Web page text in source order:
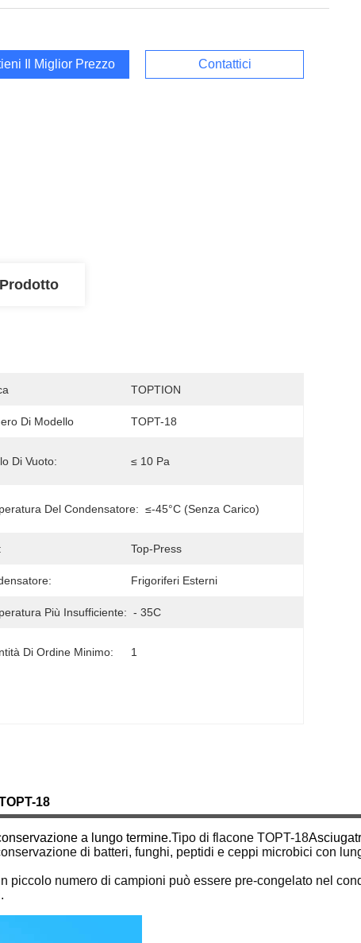
Il Miglior Prezzo Contattici
TOPTION
Di Modello TOPT-18
Di Vuoto: ≤ 10 Pa
Del Condensatore: ≤-45°C (senza Carico)
Top-Press
Frigoriferi Esterni
Più Insufficiente: - 35C
Di Ordine Minimo: 1
18
a lungo termine.Tipo di flacone TOPT-18
di batteri, funghi, peptidi e ceppi microbici con
piccolo numero di campioni può essere pre-congelato nel